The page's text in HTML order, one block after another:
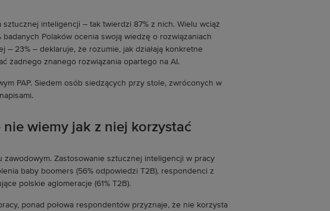
inteligencji – tak twierdzi 87% z nich. Wielu wciąż
Polaków ocenia swoją wiedzę o rozwiązaniach
23% – deklaruje, że rozumie, jak działają konkretne
żadnego znanego rozwiązania opartego na AI.
nie wiemy jak z niej korzystać
zawodowym. Zastosowanie sztucznej inteligencji w pracy
baby boomers (56% odpowiedzi T2B), respondenci z
polskie aglomeracje (61% T2B).
ponad połowa respondentów przyznaje, że nie korzysta